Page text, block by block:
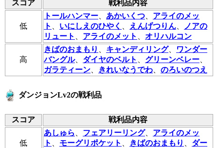
スコア 戦利品内容
低
トールハンマー、 あかいくつ、 アライのメッ
ト 、 いにしえのひやく 、 えんげつりん、
ノアの
リュート 、 アライのメット 、 オリハルコン
高
きばのおまもり 、 キャンディリング、
ワンダー
バングル、 ダイヤのベルト 、 グリーンベレー、
ガラティーン、 きれいなうでわ、 のろいのつえ
ダンジョンLv2の戦利品
スコア 戦利品内容
低
あしゅら フェアリーリング、 アライのメッ
ト
モーグリポケット きばのおまもり
ダー